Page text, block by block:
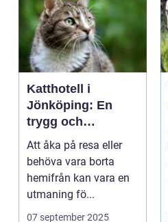
Katthotell i
Jönköping: En
trygg och
hemtrevlig lösning
för din katt
Att åka på resa eller
behöva vara borta
hemifrån kan vara en
utmaning fö...
07 september 2025